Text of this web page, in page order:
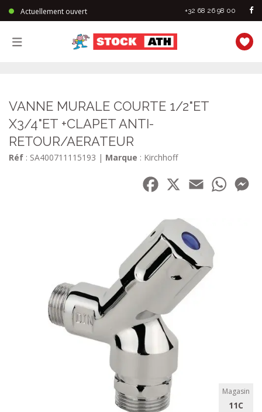
Actuellement ouvert +32 68 26 98 00
VANNE MURALE COURTE 1/2"ET
X3/4"ET +CLAPET ANTI-
RETOUR/AERATEUR
Réf : SA400711115193 | Marque : Kirchhoff
Facebook
Email
Magasin
11C